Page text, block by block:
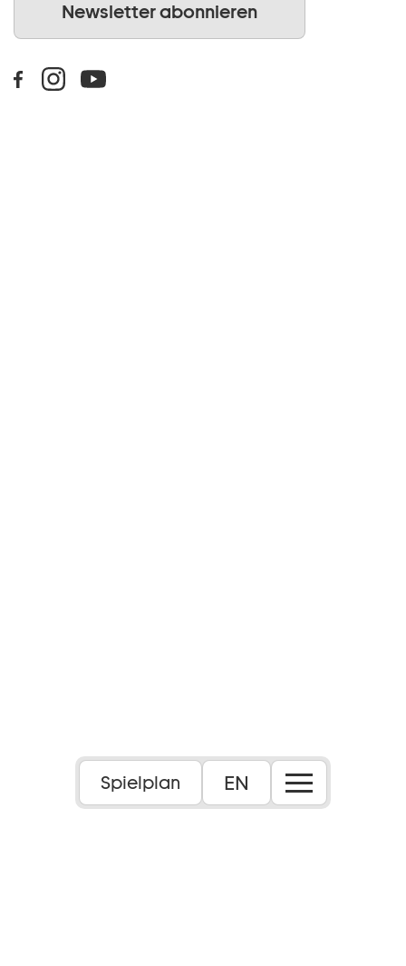
Spielplan EN
Newsletter abonnieren